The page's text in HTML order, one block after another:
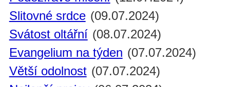
Slitovné srdce (09.07.2024)
Svátost oltářní (08.07.2024)
Evangelium na týden (07.07.2024)
Větší odolnost (07.07.2024)